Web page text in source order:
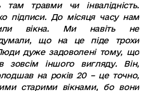
травми чи інвалідність.
підписи. До місяця часу нам
вікна.
Ми навіть не
,що на це піде трохи
дуже задоволені тому, що
зовсім іншого вигляду. Він,
на років 20 – це точно,
старими вікнами,бо вони